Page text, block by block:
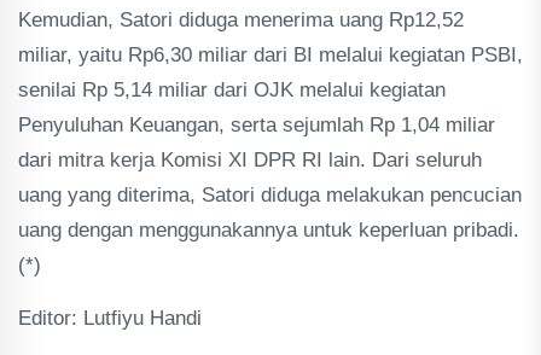
Kemudian, Satori diduga menerima uang Rp12,52
miliar, yaitu Rp6,30 miliar dari BI melalui kegiatan PSBI,
senilai Rp 5,14 miliar dari OJK melalui kegiatan
Penyuluhan Keuangan, serta sejumlah Rp 1,04 miliar
dari mitra kerja Komisi XI DPR RI lain. Dari seluruh
uang yang diterima, Satori diduga melakukan pencucian
uang dengan menggunakannya untuk keperluan pribadi.
(*)
Editor: Lutfiyu Handi